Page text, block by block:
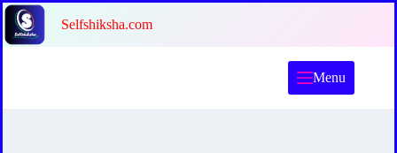
Skip
content
Selfshiksha.com
Menu